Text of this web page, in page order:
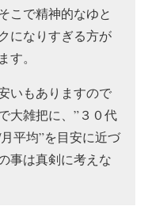
こで精神的なゆと
になりすぎる方が
。
いもありますので
大雑把に、”３０代
平均”を目安に近づ
事は真剣に考えな